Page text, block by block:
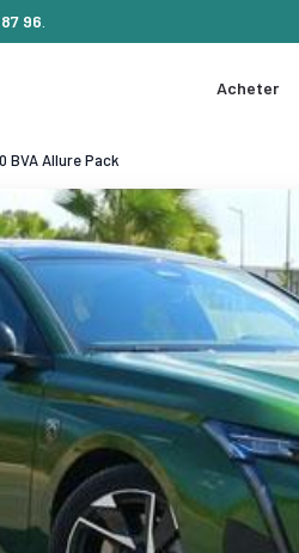
96
Acheter
BVA Allure Pack